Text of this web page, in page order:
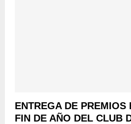
ENTREGA DE PREMIOS
FIN DE AÑO DEL CLUB